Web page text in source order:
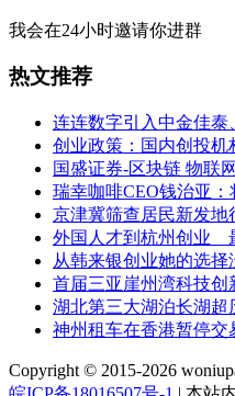
我会在24小时邀请你进群
热文推荐
连连数字引入中金佳
创业政策：国内创投机
国盛证券-区块链 物联
瑞幸咖啡CEO钱治亚：
京津冀筛查居民新发地
外国人才到杭州创业
从韩来银创业她的选择
首届三亚崖州湾科技创
湖北第三大湖泊长湖超
神州租车在香港暂停交
Copyright © 2015-2026